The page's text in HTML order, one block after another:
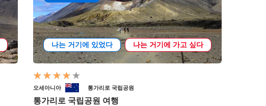
나는 거기에 있었다 나는 거기에 가고 싶다
오세아니아 통가리로 국립공원
통가리로 국립공원 여행